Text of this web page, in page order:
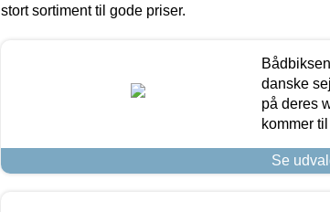
stort sortiment til gode priser.
danske
på deres
kommer
Se